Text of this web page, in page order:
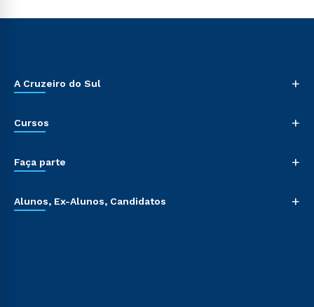
A Cruzeiro do Sul +
Cursos +
Faça parte +
Alunos, Ex-Alunos, Candidatos +